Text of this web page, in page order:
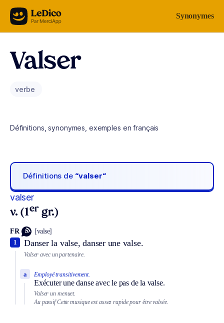
Aller au contenu Synonymes
Valser
verbe
Définitions, synonymes, exemples en français
Définitions de “valser“
valser
v. (1er gr.)
FR [valse]
Danser la valse, danser une valse.
1
Valser avec un partenaire.
Employé transitivement.
Exécuter une danse avec le pas de la valse.
a
Valser un menuet.
Au passif Cette musique est assez rapide pour être valsée.